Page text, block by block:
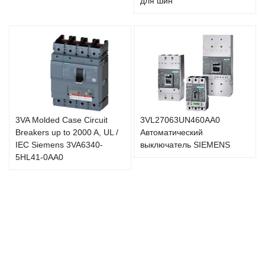
3VA Molded Case Circuit
Breakers up to 2000 A, UL /
IEC Siemens 3VA6340-
5HL41-0AA0
3VL27063UN460AA0
Автоматический
выключатель SIEMENS